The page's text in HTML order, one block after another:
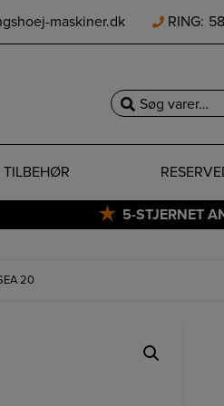
maskiner.dk RING:
Søg
TILBEHØR
5-STJERNET
20